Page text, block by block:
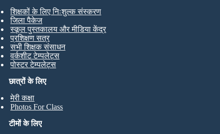
छात्रों के लिए
मेरी कक्षा
Photos For Class
शिक्षकों के लिए निःशुल्क संस्करण
जिला पैकेज
स्कूल पुस्तकालय और मीडिया केंद्र
प्रशिक्षण सत्र
सभी शिक्षक संसाधन
वर्कशीट टेम्पलेट्स
पोस्टर टेम्पलेट्स
टीमों के लिए